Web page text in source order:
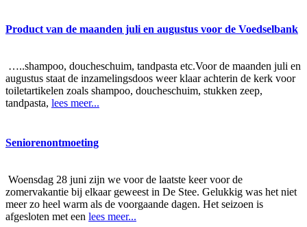
Product van de maanden juli en augustus voor de Voedselbank
…..shampoo, doucheschuim, tandpasta etc.Voor de maanden juli en
augustus staat de inzamelingsdoos weer klaar achterin de kerk voor
toiletartikelen zoals shampoo, doucheschuim, stukken zeep,
tandpasta, lees meer...
Seniorenontmoeting
Woensdag 28 juni zijn we voor de laatste keer voor de
zomervakantie bij elkaar geweest in De Stee. Gelukkig was het niet
meer zo heel warm als de voorgaande dagen. Het seizoen is
afgesloten met een lees meer...